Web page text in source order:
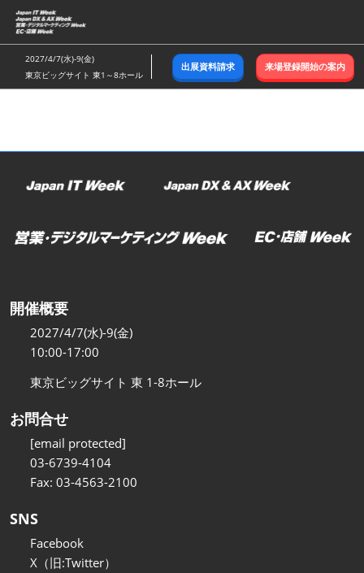
ス
キ
ッ
し
む
2027/4/7(水)-9(金)
東京ビッグサイト 東1～8ホール
出展資料請求 来場登録開始の案内
開催概要
2027/4/7(水)-9(金)
10:00-17:00
東京ビッグサイト 東 1-8ホール
お問合せ
[email protected]
03-6739-4104
Fax: 03-4563-2100
SNS
Facebook
X（旧:Twitter）